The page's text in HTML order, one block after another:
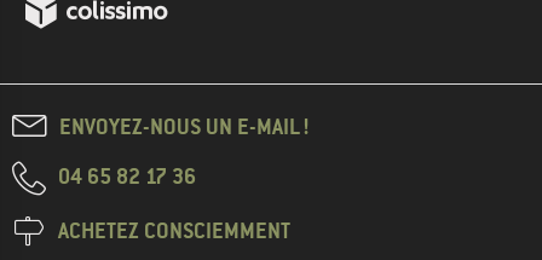
ENVOYEZ-NOUS UN E-MAIL !
04 65 82 17 36
ACHETEZ CONSCIEMMENT